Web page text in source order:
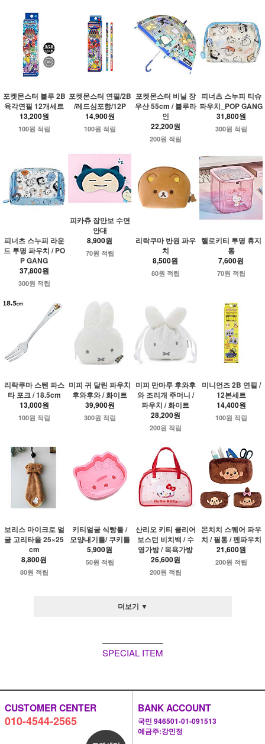
포켓몬스터 블루 2B
육각연필 12개세트
13,200원
100원 적립
포켓몬스터 연필/2B
/레드심포함/12P
14,900원
100원 적립
포켓몬스터 비닐 장
우산 55cm / 블루라
인
22,200원
200원 적립
피너츠 스누피 티슈
파우치_POP GANG
31,800원
300원 적립
피너츠 스누피 라운
드 투명 파우치 / PO
P GANG
37,800원
300원 적립
피카츄 잠만보 수면
안대
8,900원
70원 적립
리락쿠마 반원 파우
치
8,500원
80원 적립
헬로키티 투명 휴지
통
7,600원
70원 적립
리락쿠마 스텐 파스
타 포크 / 18.5cm
13,000원
100원 적립
미피 귀 달린 파우치
후와후와 / 화이트
39,900원
300원 적립
미피 만마루 후와후
와 조리개 주머니 /
파우치 / 화이트
28,200원
200원 적립
미니언즈 2B 연필 /
12본세트
14,400원
100원 적립
보리스 마이크로 얼
굴 고리타올 25×25
cm
8,800원
80원 적립
키티얼굴 식빵틀 /
모양내기틀/ 쿠키틀
5,900원
50원 적립
산리오 키티 클리어
보스턴 비치백 / 수
영가방 / 목욕가방
26,600원
200원 적립
몬치치 스퀘어 파우
치 / 필통 / 펜파우치
21,600원
200원 적립
더보기 ▼
SPECIAL ITEM
CUSTOMER CENTER
010-4544-2565
BANK ACCOUNT
국민 946501-01-091513
예금주:강민정